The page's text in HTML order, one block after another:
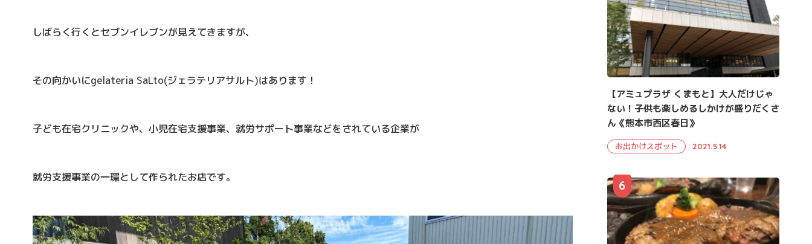
しばらく行くとセブンイレブンが見えてきますが、
その向かいにgelateria SaLto(ジェラテリアサルト)はあります！
子ども在宅クリニックや、小児在宅支援事業、就労サポート事業などをされている企業が
就労支援事業の一環として作られたお店です。
【アミュプラザ くまもと】大人だけじゃ
ない！子供も楽しめるしかけが盛りだくさ
ん《熊本市西区春日》
お出かけスポット 2021.5.14
6